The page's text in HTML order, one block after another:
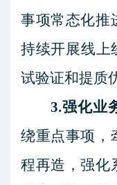
事项常态化推
持续开展线上
试验证和提质
3.强化业
绕重点事项，
程再造，强化